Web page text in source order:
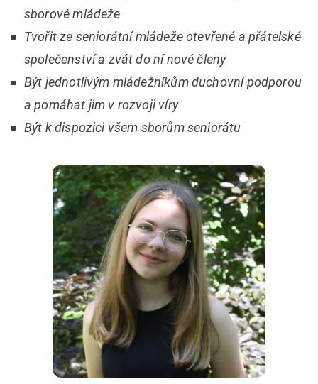
sborové mládeže
Tvořit ze seniorátní mládeže otevřené a přátelské
společenství a zvát do ní nové členy
Být jednotlivým mládežníkům duchovní podporou
a pomáhat jim v rozvoji víry
Být k dispozici všem sborům seniorátu